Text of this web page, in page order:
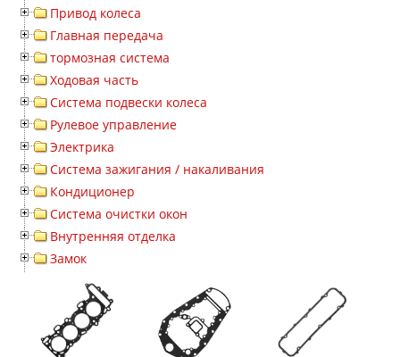
Привод колеса
Главная передача
тормозная система
Ходовая часть
Система подвески колеса
Рулевое управление
Электрика
Система зажигания / накаливания
Кондиционер
Система очистки окон
Внутренняя отделка
Замок